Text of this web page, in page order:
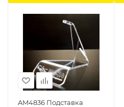
AM4836 Подставка